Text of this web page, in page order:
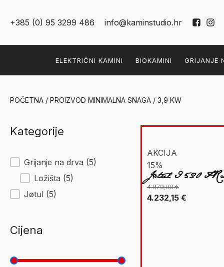
+385 (0) 95 3299 486 info@kaminstudio.hr
ELEKTRIČNI KAMINI BIOKAMINI GRIJANJE
POČETNA / PROIZVOD MINIMALNA SNAGA / 3,9 KW
Kategorije
New Facet
Grijanje na drva (5)
Ložišta (5)
Jøtul (5)
Cijena
AKCIJA
15%
Jøtul I 520
4.979,00€
Izvorna
4.232,15 €Trenutna